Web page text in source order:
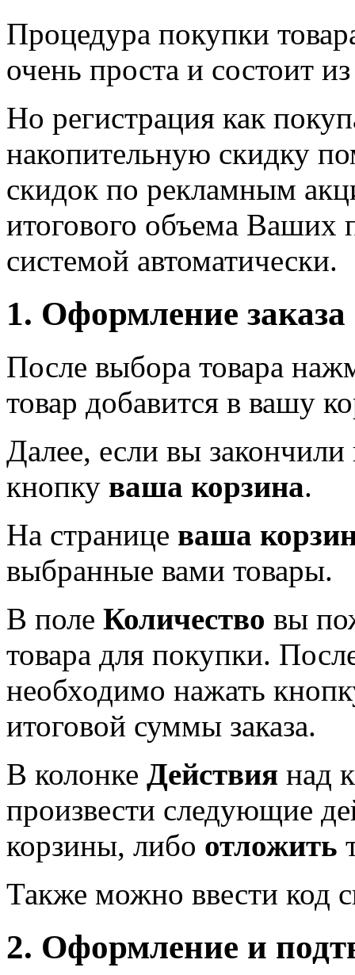
Процедура покупки
очень проста и состоит
Но регистрация как
накопительную скидку
скидок по рекламным
итогового объема Ваших
системой автоматически.
1. Оформление заказа
После выбора товара
товар добавится в вашу
Далее, если вы
кнопку ваша корзина.
На странице ваша
выбранные вами товары.
В поле Количество вы
товара для покупки.
необходимо нажать
итоговой суммы заказа.
В колонке Действия над
произвести следующие
корзины, либо отложить
Также можно ввести код
2. Оформление и